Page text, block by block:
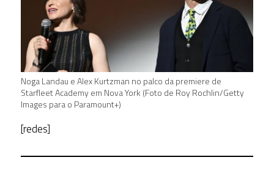
Noga Landau e Alex Kurtzman no palco da premiere de
Starfleet Academy em Nova York (Foto de Roy Rochlin/Getty
Images para o Paramount+)
[redes]